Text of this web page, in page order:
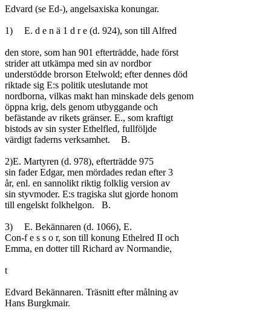
Edvard (se Ed-), angelsaxiska konungar.
1)	E. d e n ä 1 d r e (d. 924), son till Alfred
den store, som han 901 efterträdde, hade först
strider att utkämpa med sin av nordbor
understödde brorson Etelwold; efter dennes död
riktade sig E:s politik uteslutande mot
nordborna, vilkas makt han minskade dels genom
öppna krig, dels genom utbyggande och
befästande av rikets gränser. E., som kraftigt
bistods av sin syster Ethelfled, fullföljde
värdigt faderns verksamhet.	B.
2)E. Martyren (d. 978), efterträdde 975
sin fader Edgar, men mördades redan efter 3
år, enl. en sannolikt riktig folklig version av
sin styvmoder. E:s tragiska slut gjorde honom
till engelskt folkhelgon.	B.
3)	E. Bekännaren (d. 1066), E.
Con-f e s s o r, son till konung Ethelred II och
Emma, en dotter till Richard av Normandie,
t
Edvard Bekännaren. Träsnitt efter målning av
Hans Burgkmair.